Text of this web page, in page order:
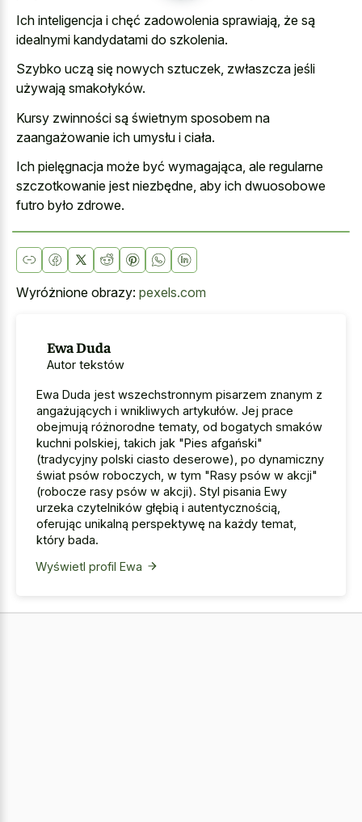
Ich inteligencja i chęć zadowolenia sprawiają, że są
idealnymi kandydatami do szkolenia.
Szybko uczą się nowych sztuczek, zwłaszcza jeśli
używają smakołyków.
Kursy zwinności są świetnym sposobem na
zaangażowanie ich umysłu i ciała.
Ich pielęgnacja może być wymagająca, ale regularne
szczotkowanie jest niezbędne, aby ich dwuosobowe
futro było zdrowe.
Wyróżnione obrazy: pexels.com
Ewa Duda
Autor tekstów
Ewa Duda jest wszechstronnym pisarzem znanym z
angażujących i wnikliwych artykułów. Jej prace
obejmują różnorodne tematy, od bogatych smaków
kuchni polskiej, takich jak "Pies afgański"
(tradycyjny polski ciasto deserowe), po dynamiczny
świat psów roboczych, w tym "Rasy psów w akcji"
(robocze rasy psów w akcji). Styl pisania Ewy
urzeka czytelników głębią i autentycznością,
oferując unikalną perspektywę na każdy temat,
który bada.
Wyświetl profil Ewa